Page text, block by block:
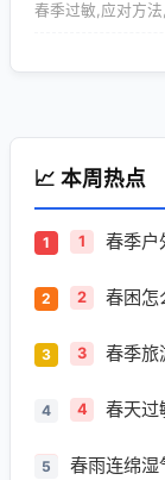
春季过敏,应对方
📈 本周热点
1 春季户
2 春困怎
3 春季旅
4 春天过
5 春雨连绵湿